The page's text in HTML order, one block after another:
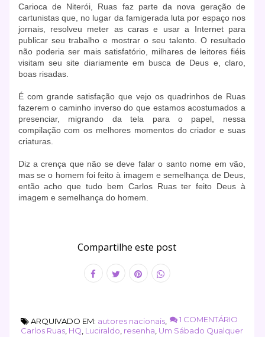
Carioca de Niterói, Ruas faz parte da nova geração de
cartunistas que, no lugar da famigerada luta por espaço nos
jornais, resolveu meter as caras e usar a Internet para
publicar seu trabalho e mostrar o seu talento. O resultado
não poderia ser mais satisfatório, milhares de leitores fiéis
visitam seu site diariamente em busca de Deus e, claro,
boas risadas.
É com grande satisfação que vejo os quadrinhos de Ruas
fazerem o caminho inverso do que estamos acostumados a
presenciar, migrando da tela para o papel, nessa
compilação com os melhores momentos do criador e suas
criaturas.
Diz a crença que não se deve falar o santo nome em vão,
mas se o homem foi feito à imagem e semelhança de Deus,
então acho que tudo bem Carlos Ruas ter feito Deus à
imagem e semelhança do homem.
Compartilhe este post
1 COMENTÁRIO
ARQUIVADO EM: autores nacionais,
Carlos Ruas, HQ Luciraldo resenha Um Sábado Qualquer